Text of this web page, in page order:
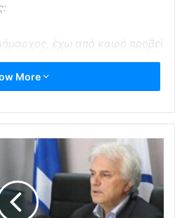
έχω από καιρό προβεί
αποτελέσματα αναμένω εντός
δημοτών, των ΠΑΙΣΔΑΠ και
του».
ή δε θέλησαν να το
More